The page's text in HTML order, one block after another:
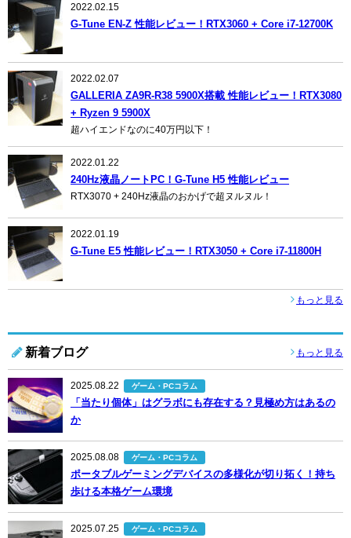
2022.02.15
G-Tune EN-Z 性能レビュー！RTX3060 + Core i7-12700K
2022.02.07
GALLERIA ZA9R-R38 5900X搭載 性能レビュー！RTX3080
+ Ryzen 9 5900X
超ハイエンドなのに40万円以下！
2022.01.22
240Hz液晶ノートPC！G-Tune H5 性能レビュー
RTX3070 + 240Hz液晶のおかげで超ヌルヌル！
2022.01.19
G-Tune E5 性能レビュー！RTX3050 + Core i7-11800H
もっと見る
新着ブログ もっと見る
2025.08.22 ゲーム・PCコラム
「当たり個体」はグラボにも存在する？見極め方はあるの
か
2025.08.08 ゲーム・PCコラム
ポータブルゲーミングデバイスの多様化が切り拓く！持ち
歩ける本格ゲーム環境
2025.07.25 ゲーム・PCコラム